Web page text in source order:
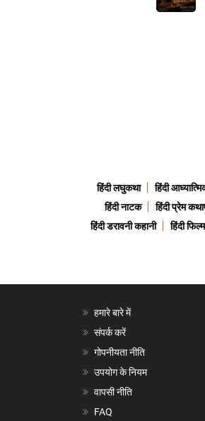
हिंदी लघुकथा हिंदी
हिंदी नाटक
हिंदी प्रेम
हिंदी डरावनी कहानी
हिंदी
हमारे बारे में
संपर्क करें
गोपनीयता नीति
उपयोग के नियम
वापसी नीति
FAQ